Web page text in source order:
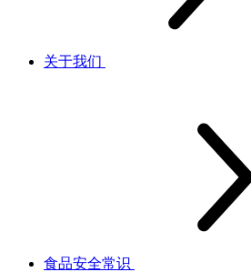
关于我们
食品安全常识